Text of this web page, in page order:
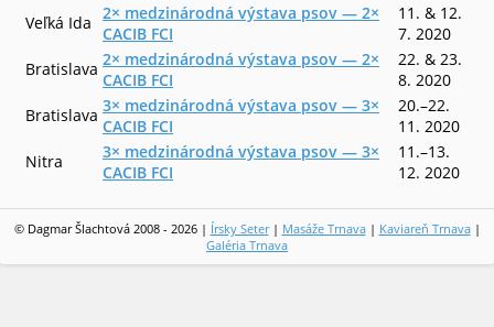
Veľká Ida 2× medzinárodná výstava psov — 2×
CACIB FCI
11. & 12.
7. 2020
Bratislava 2× medzinárodná výstava psov — 2×
CACIB FCI
22. & 23.
8. 2020
Bratislava 3× medzinárodná výstava psov — 3×
CACIB FCI
20.–22.
11. 2020
Nitra
3× medzinárodná výstava psov — 3×
CACIB FCI
11.–13.
12. 2020
© Dagmar Šlachtová 2008 - 2026 | Írsky Seter| Masáže Trnava| Kaviareň Trnava|
Galéria Trnava